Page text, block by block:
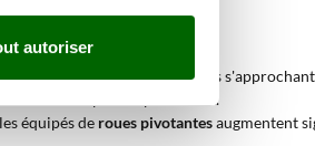
autoriser
de travail sur des surfaces
l'herbe coupée est prioritaire.
équipés de roues pivotantesaugmentent